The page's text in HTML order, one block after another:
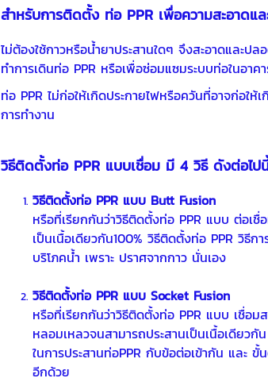
สำหรับการติดตั้ง ท่อ PPR เพื่อความสะอาดแ
ไม่ต้องใช้กาวหรือน้ำยาประสานใดๆ จึงสะอาดและป
ทำการเดินท่อ PPR หรือเพื่อซ่อมแซมระบบท่อในอา
ท่อ PPR ไม่ก่อให้เกิดประกายไฟหรือควันที่อาจก่อให้
การทำงาน
วิธีติดตั้งท่อ PPR แบบเชื่อม มี 4 วิธี ดังต่อไป
วิธีติดตั้งท่อ PPR แบบ Butt Fusion
หรือที่เรียกกันว่าวิธีติดตั้งท่อ PPR แบบ ต่อเชื่
เป็นเนื้อเดียวกัน100% วิธีติดตั้งท่อ PPR วิธี
บริโภคน้ำ เพราะ ปราศจากกาว นั่นเอง
วิธีติดตั้งท่อ PPR แบบ Socket Fusion
หรือที่เรียกกันว่าวิธีติดตั้งท่อ PPR แบบ เชื่อม
หลอมเหลวจนสามารถประสานเป็นเนื้อเดียวกั
ในการประสานท่อPPR กับข้อต่อเข้ากัน และ
อีกด้วย